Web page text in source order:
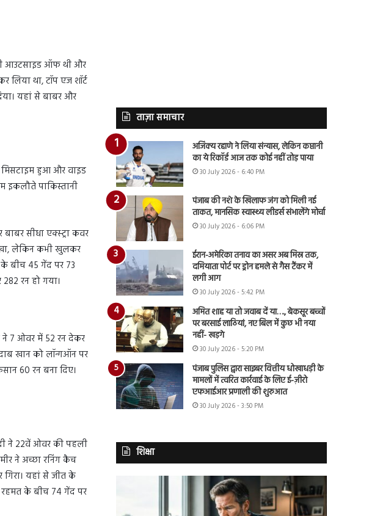
आउटसाइड ऑफ थी और
था, टॉप एज शॉर्ट
यहां से बाबर और
हुआ और वाइड
इकलौते पाकिस्तानी
सीधा एक्स्ट्रा कवर
लेकिन कभी खुलकर
बीच 45 गेंद पर 73
रन हो गया।
7 ओवर में 52 रन देकर
खान को लॉन्गऑन पर
60 रन बना दिए।
ने 22वें ओवर की पहली
ने अच्छा रनिंग कैच
यहां से जीत के
रहमत के बीच 74 गेंद पर
ताज़ा समाचार
अजिंक्य रहाणे ने लिया संन्यास, लेकिन कप्तानी
का ये रिकॉर्ड आज तक कोई नहीं तोड़ पाया
30 July 2026 - 6:40 PM
पंजाब की नशे के खिलाफ जंग को मिली नई
ताकत, मानसिक स्वास्थ्य लीडर्स संभालेंगे मोर्चा
30 July 2026 - 6:06 PM
ईरान-अमेरिका तनाव का असर अब मिस्र तक,
दमियाता पोर्ट पर ड्रोन हमले से गैस टैंकर में
लगी आग
30 July 2026 - 5:42 PM
अमित शाह या तो जवाब दें या…., बेकसूर बच्चों
पर बरसाई लाठियां, नए बिल में कुछ भी नया
नहीं- खड़गे
30 July 2026 - 5:20 PM
पंजाब पुलिस द्वारा साइबर वित्तीय धोखाधड़ी के
मामलों में त्वरित कार्रवाई के लिए ई-ज़ीरो
एफआईआर प्रणाली की शुरुआत
30 July 2026 - 3:50 PM
शिक्षा